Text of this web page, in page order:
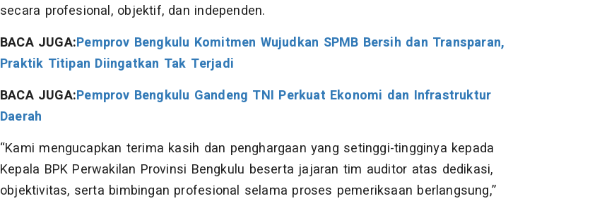
secara profesional, objektif, dan independen.
BACA JUGA:Pemprov Bengkulu Komitmen Wujudkan SPMB Bersih dan Transparan,
Praktik Titipan Diingatkan Tak Terjadi
BACA JUGA:Pemprov Bengkulu Gandeng TNI Perkuat Ekonomi dan Infrastruktur
Daerah
“Kami mengucapkan terima kasih dan penghargaan yang setinggi-tingginya kepada
Kepala BPK Perwakilan Provinsi Bengkulu beserta jajaran tim auditor atas dedikasi,
objektivitas, serta bimbingan profesional selama proses pemeriksaan berlangsung,”